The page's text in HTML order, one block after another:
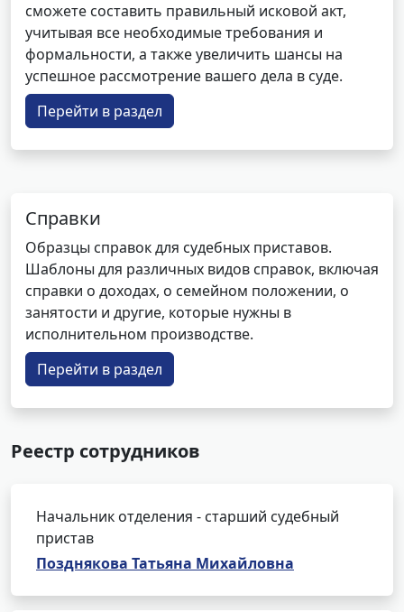
сможете составить правильный исковой акт,
учитывая все необходимые требования и
формальности, а также увеличить шансы на
успешное рассмотрение вашего дела в суде.
Перейти в раздел
Справки
Образцы справок для судебных приставов.
Шаблоны для различных видов справок, включая
справки о доходах, о семейном положении, о
занятости и другие, которые нужны в
исполнительном производстве.
Перейти в раздел
Реестр сотрудников
Начальник отделения - старший судебный
пристав
Позднякова Татьяна Михайловна